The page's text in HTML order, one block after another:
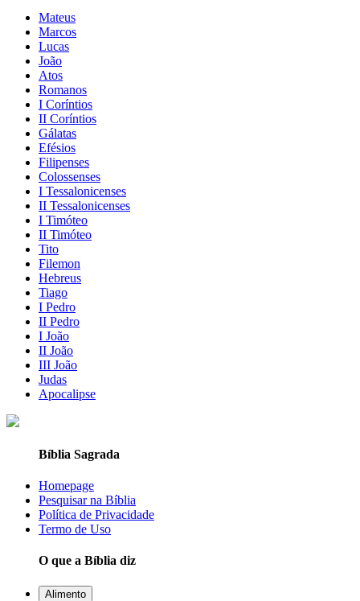
Mateus
Marcos
Lucas
João
Atos
Romanos
I Coríntios
II Coríntios
Gálatas
Efésios
Filipenses
Colossenses
I Tessalonicenses
II Tessalonicenses
I Timóteo
II Timóteo
Tito
Filemon
Hebreus
Tiago
I Pedro
II Pedro
I João
II João
III João
Judas
Apocalipse
Bíblia Sagrada
Homepage
Pesquisar na Bíblia
Política de Privacidade
Termo de Uso
O que a Bíblia diz
Alimento